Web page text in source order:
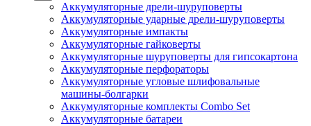
Аккумуляторные дрели-шуруповерты
Аккумуляторные ударные дрели-шуруповерты
Аккумуляторные импакты
Аккумуляторные гайковерты
Аккумуляторные шуруповерты для гипсокартона
Аккумуляторные перфораторы
Аккумуляторные угловые шлифовальные
машины-болгарки
Аккумуляторные комплекты Combo Set
Аккумуляторные батареи